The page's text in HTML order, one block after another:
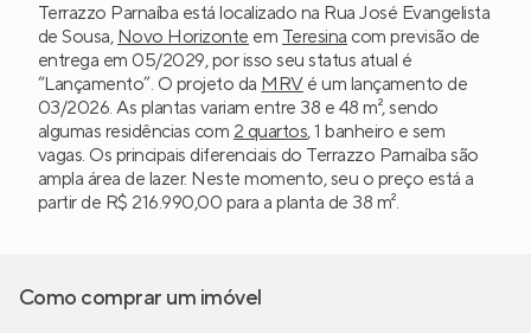
Terrazzo Parnaíba está localizado na Rua José Evangelista
de Sousa, Novo Horizonte em Teresina com previsão de
entrega em 05/2029, por isso seu status atual é
“Lançamento”. O projeto da MRVé um lançamento de
03/2026. As plantas variam entre 38 e 48 m², sendo
algumas residências com 2 quartos, 1 banheiro e sem
vagas. Os principais diferenciais do Terrazzo Parnaíba são
ampla área de lazer. Neste momento, seu o preço está a
partir de R$ 216.990,00 para a planta de 38 m².
Como comprar um imóvel